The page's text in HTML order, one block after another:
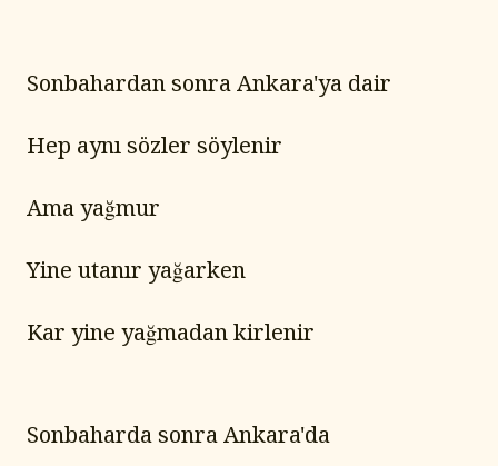
Sonbahardan sonra Ankara'ya dair
Hep aynı sözler söylenir
Ama yağmur
Yine utanır yağarken
Kar yine yağmadan kirlenir
Sonbaharda sonra Ankara'da